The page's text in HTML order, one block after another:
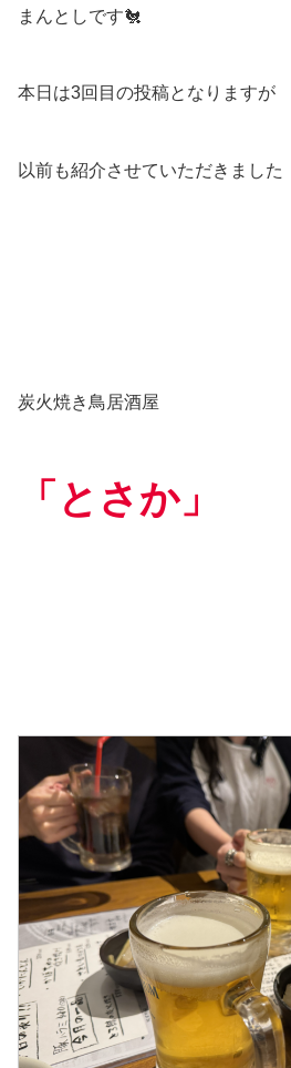
まんとしです🐔
本日は3回目の投稿となりますが
以前も紹介させていただきました
炭火焼き鳥居酒屋
「とさか」